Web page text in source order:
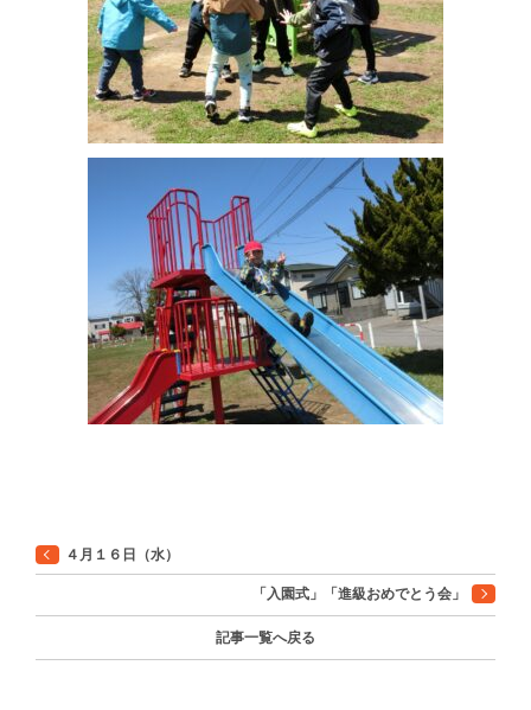
４月１６日（水）
「入園式」「進級おめでとう会」
記事一覧へ戻る